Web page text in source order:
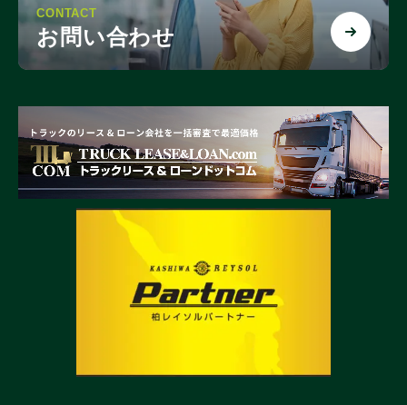
CONTACT
お問い合わせ